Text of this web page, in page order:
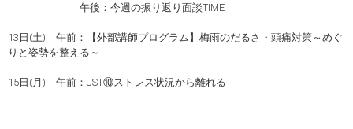
午後：今週の振り返り面談TIME
13日(土) 午前：【外部講師プログラム】梅雨のだるさ・頭痛対策～めぐ
りと姿勢を整える～
15日(月) 午前：JST⑩ストレス状況から離れる